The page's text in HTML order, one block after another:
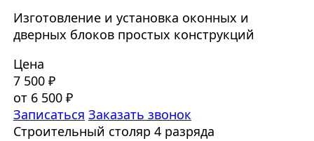
Изготовление и установка оконных и
дверных блоков простых конструкций
Цена
7 500 ₽
от 6 500 ₽
Записаться Заказать звонок
Строительный столяр 4 разряда